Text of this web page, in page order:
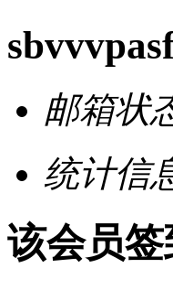
邮箱状
统计信
该会员